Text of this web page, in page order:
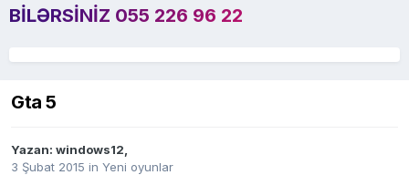
BILƏRSINIZ 055 226 96 22
Gta 5
Yazan: windows12,
3 Şubat 2015 in Yeni oyunlar